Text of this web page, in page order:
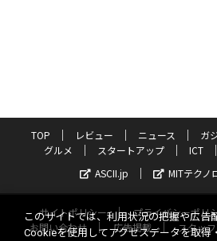
TOP レビュー ニュース ガ
グルメ
スタートアップ ICT
ASCII.jp
MITテクノ
サイトポリシー プライバシーポリ
お問い合わせ
広告掲載 スタッ
このサイトでは、利用状況の把握や広告
Cookieを使用してアクセスデータを取得